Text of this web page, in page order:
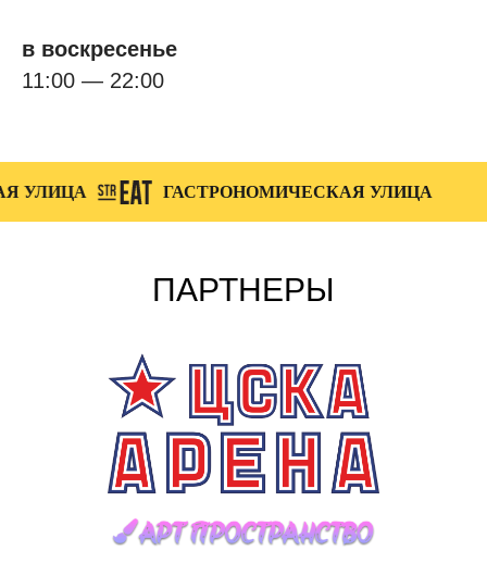
в воскресенье
11:00 — 22:00
ГАСТРОНОМИЧЕСКАЯ УЛИЦА
ПАРТНЕРЫ